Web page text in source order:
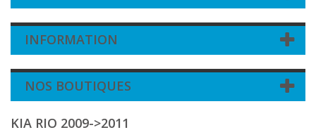
INFORMATION
NOS BOUTIQUES
KIA RIO 2009->2011